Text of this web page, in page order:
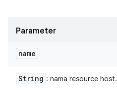
Parameter
name
String : nama resource host.